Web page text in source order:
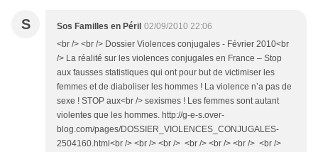
S Sos Familles en Péril 02/09/2010 22:06
<br /> <br /> Dossier Violences conjugales - Février 2010<br
/> La réalité sur les violences conjugales en France – Stop
aux fausses statistiques qui ont pour but de victimiser les
femmes et de diaboliser les hommes ! La violence n’a pas de
sexe ! STOP aux<br /> sexismes ! Les femmes sont autant
violentes que les hommes. http://g-e-s.over-
blog.com/pages/DOSSIER_VIOLENCES_CONJUGALES-
2504160.html<br /> <br /> <br /> <br /> <br /> <br /> <br />